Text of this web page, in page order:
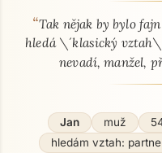
O mně - seznamka profil
“Tak nějak by bylo
hledá \´klasický
nevadí, manžel,
Jan muž
hledám vztah: